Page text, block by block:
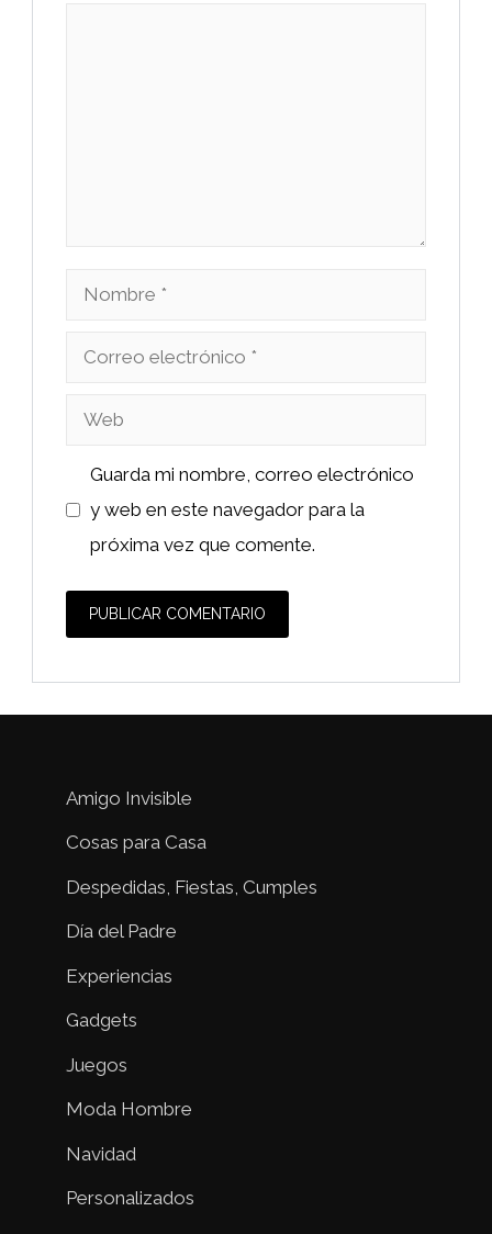
Nombre
Correo
Web
Guarda mi nombre, correo electrónico
y web en este navegador para la
próxima vez que comente.
Amigo Invisible
Cosas para Casa
Despedidas, Fiestas, Cumples
Día del Padre
Experiencias
Gadgets
Juegos
Moda Hombre
Navidad
Personalizados